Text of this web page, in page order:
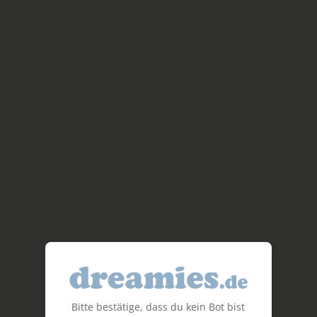
Bitte bestätige, dass du kein Bot bist